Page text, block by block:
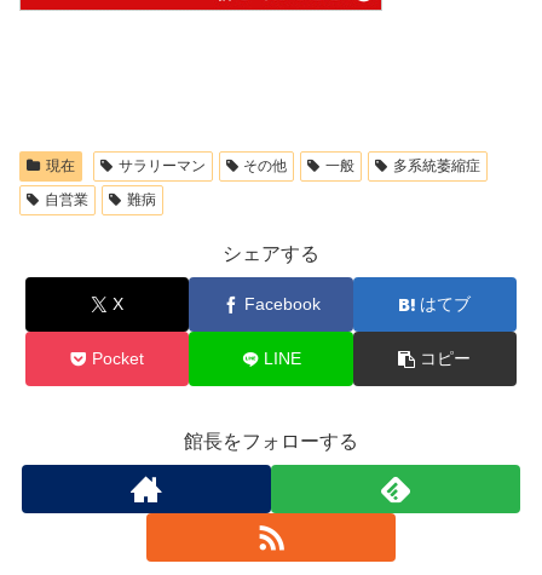
現在 サラリーマン その他 一般
多系統萎縮症
自営業
難病
シェアする
X Facebook はてブ
Pocket LINE コピー
館長をフォローする